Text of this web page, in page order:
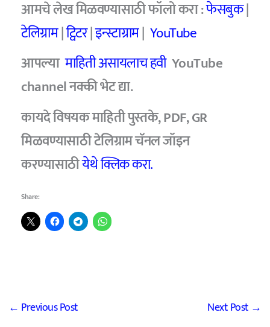
आमचेलेख मिळवण्यासाठी फॉलो करा :फेसबुक|
टेलिग्राम|ट्विटर|इन्स्टाग्राम| YouTube
आपल्या माहिती असायलाच हवी YouTube
channelनक्की भेट द्या.
कायदे विषयक माहिती पुस्तके, PDF, GR
मिळवण्यासाठी टेलिग्राम चॅनल जॉइन
करण्यासाठीयेथे क्लिक करा.
Share:
← Previous Post Next Post →